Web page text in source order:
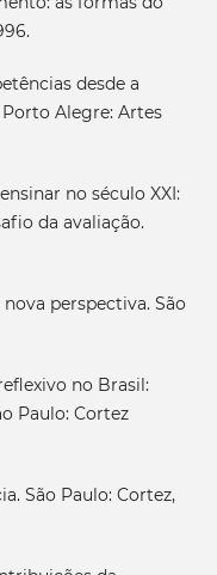
desde a
Alegre: Artes
no século XXI:
da avaliação.
perspectiva. São
no Brasil:
Paulo: Cortez
São Paulo: Cortez,